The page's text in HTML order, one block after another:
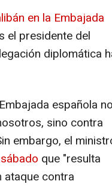
en la Embajada
el presidente del
diplomática
española no
sino contra
embargo, el
que "resulta
ataque contra